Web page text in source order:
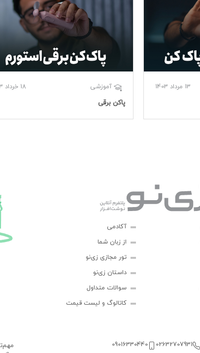
13 مرداد 1403 آموزشی 18 خرداد 1403
پاکن برقی
آکادمی
از زبان شما
تور مجازی زی‌نو
داستان زی‌نو
سوالات متداول
کاتالوگ و لیست قیمت
02632707931
09016330440